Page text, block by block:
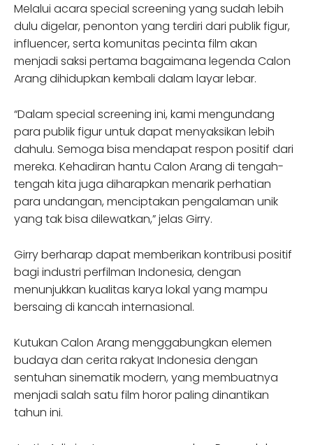
Melalui acara special screening yang sudah lebih
dulu digelar, penonton yang terdiri dari publik figur,
influencer, serta komunitas pecinta film akan
menjadi saksi pertama bagaimana legenda Calon
Arang dihidupkan kembali dalam layar lebar.
“Dalam special screening ini, kami mengundang
para publik figur untuk dapat menyaksikan lebih
dahulu. Semoga bisa mendapat respon positif dari
mereka. Kehadiran hantu Calon Arang di tengah-
tengah kita juga diharapkan menarik perhatian
para undangan, menciptakan pengalaman unik
yang tak bisa dilewatkan,” jelas Girry.
Girry berharap dapat memberikan kontribusi positif
bagi industri perfilman Indonesia, dengan
menunjukkan kualitas karya lokal yang mampu
bersaing di kancah internasional.
Kutukan Calon Arang menggabungkan elemen
budaya dan cerita rakyat Indonesia dengan
sentuhan sinematik modern, yang membuatnya
menjadi salah satu film horor paling dinantikan
tahun ini.